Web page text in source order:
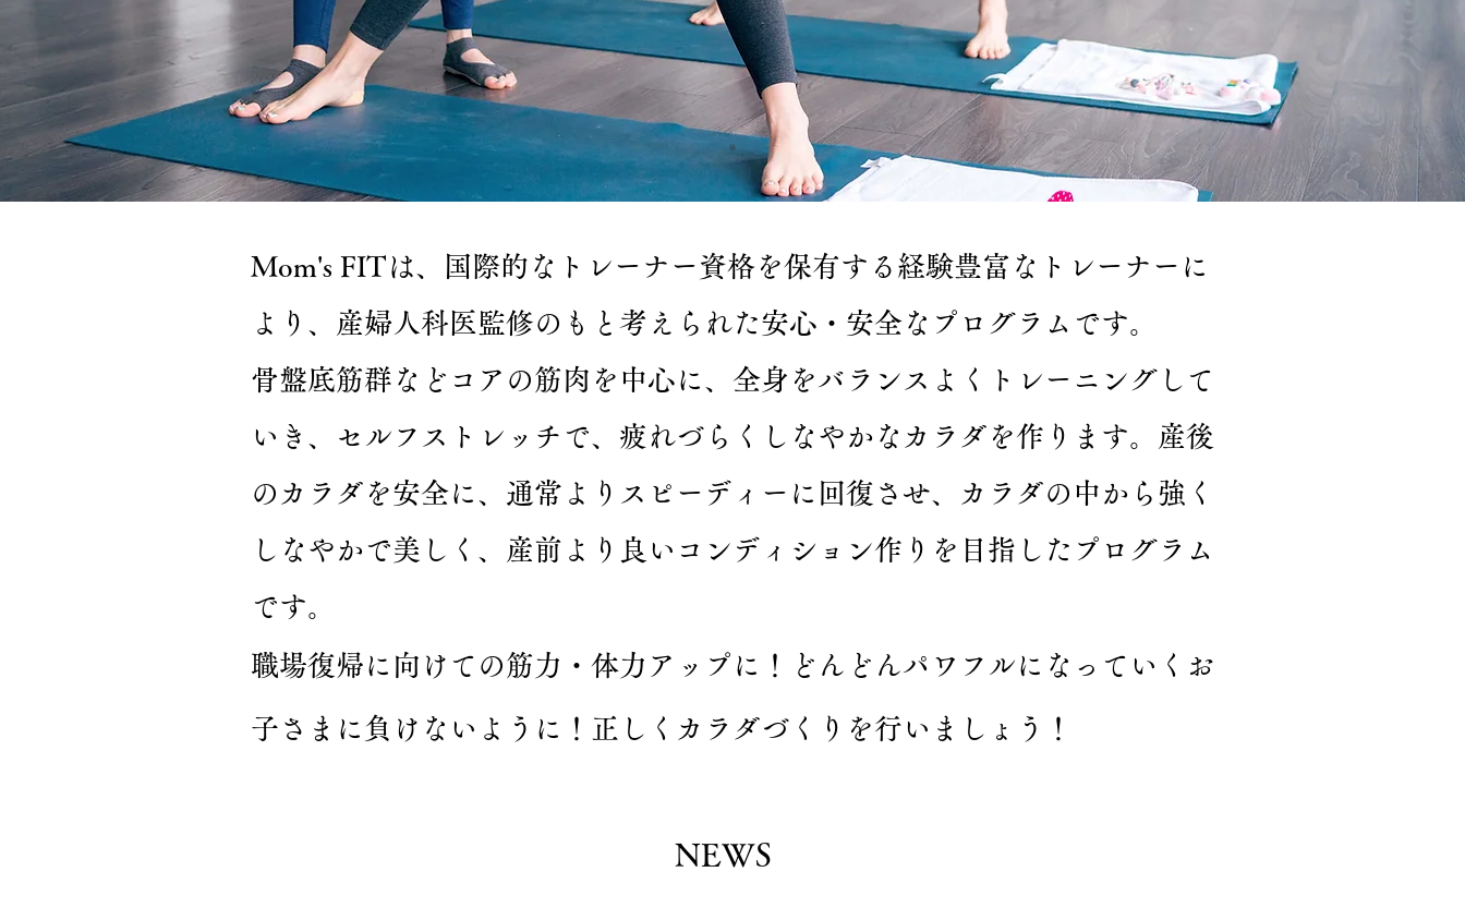
Mom's FITは、国際的なトレーナー資格を保有する経験豊富なトレーナーに
より、産婦人科医監修のもと考えられた安心・安全なプログラムです。
骨盤底筋群などコアの筋肉を中心に、全身をバランスよくトレーニングして
いき、セルフ ストレッチで、疲れづらくしなやかなカラダを作ります。
産後
のカラダを安全に、通常よりスピーディーに回復させ、カラダの中から強く
しなやかで美しく、産前より良いコンディション作りを目指したプログラム
です。
職場復帰に向けての筋力・体力アップに！どんどんパワフルになっていくお
子さまに負けないように！正しくカラダづくりを行いましょう！
NEWS